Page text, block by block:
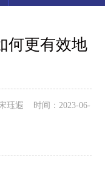
何更有效地
珏遐 时间：2023-06-